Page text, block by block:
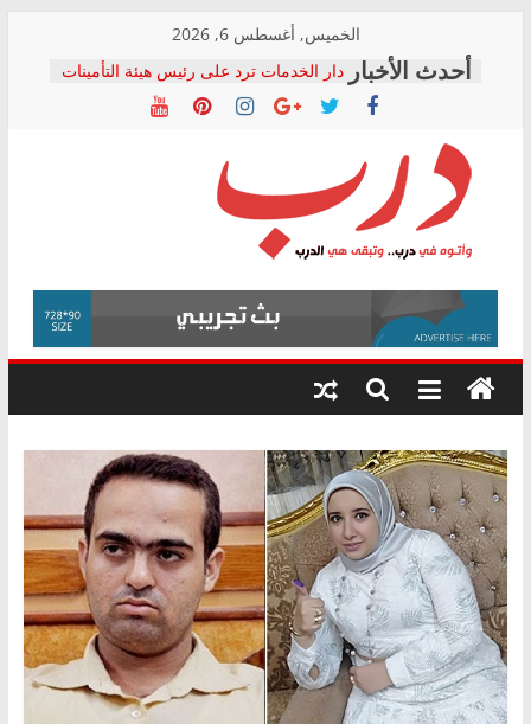
content
الخميس, أغسطس 6, 2026
دار الخدمات ترد على رئيس هيئة التأمينات
بعد مؤتمره الصحفي: إنكار الأزمة لا ينهي
معاناة أصحاب المعاشات.. ونطالب بكشف
فرحات سليمان يكتب: القطاع الصحي إلى
أين؟
حزب التحالف الشعبي يطلق لجنة “الحق
في الصحة” بالإسكندرية لرصد الانتهاكات
ودعم المرضى
الوزاري لمدينة الصحفيين.. وانتهاء أعمال
إنشاء المبنى الإداري
المجلس القومي لحقوق الإنسان يعلن
متابعة قضية الدكتور محمد زهران.. ويؤكد:
قرينة البراءة وضمانات المحاكمة العادلة
درب
وأتوه
درب..
وتبقى
هي